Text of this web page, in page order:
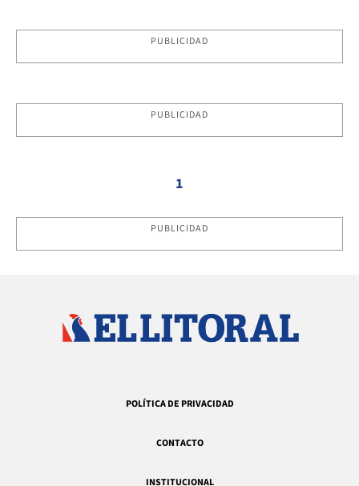
PUBLICIDAD
PUBLICIDAD
1
PUBLICIDAD
POLÍTICA DE PRIVACIDAD
CONTACTO
INSTITUCIONAL